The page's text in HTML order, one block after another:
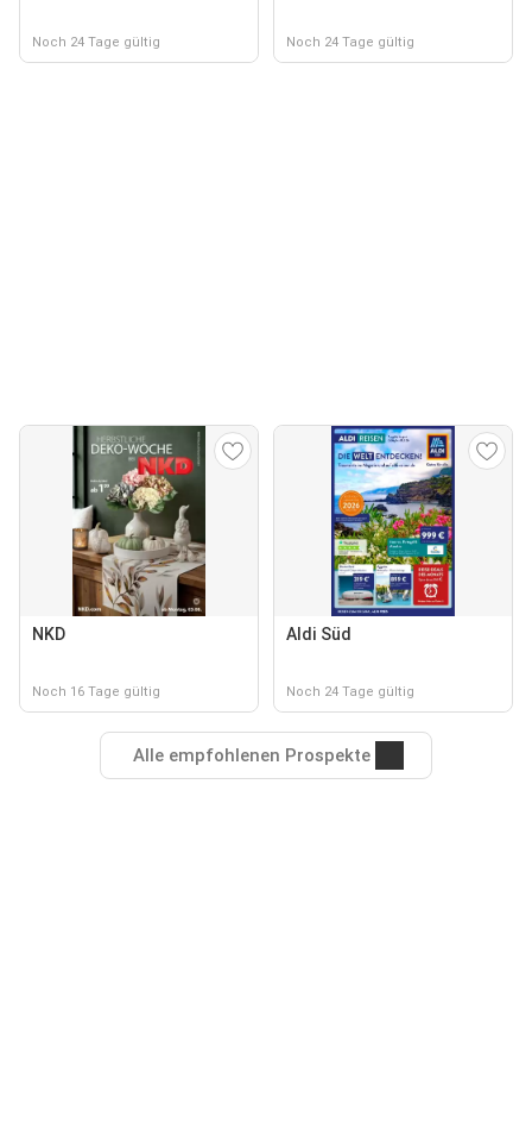
Noch 24 Tage gültig Noch 24 Tage gültig
NKD
Noch 16 Tage gültig
Aldi Süd
Noch 24 Tage gültig
Alle empfohlenen Prospekte